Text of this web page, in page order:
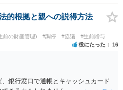
や考慮してほしい事情に関連して
、主張書面とは別で提出できます。も
うな資料がある場合、「非開示の希
ることも考えられます。 ご質問：書
い事 回答： お姉さんが申立書の「申
る遺産の分け方に対して意見があれ
次に「申立ての理由」のところに、
ば、あかささんと話合いが出来ない／
あかささん・お姉さん間の事情やい
的根拠と親への説得方法
前の財産管理) #調停 #協議 #生前贈与
役にたった 16
銀行窓口で通帳とキャッシュカード